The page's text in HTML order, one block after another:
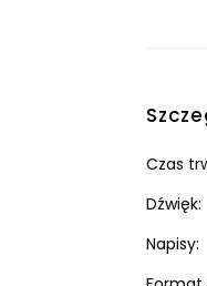
Czas
Dźwięk:
Napisy: